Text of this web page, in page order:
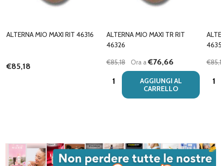
ALTERNA MIO MAXI RIT 46316
€85,18
ALTERNA MIO MAXI TR RIT
46326
€85,18 Ora a€76,66
Quantità:
AGGIUNGI AL
CARRELLO